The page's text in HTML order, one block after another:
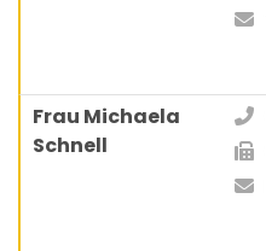
Frau Michaela
Schnell